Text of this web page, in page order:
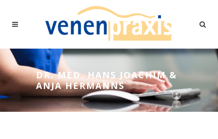
DR. MED. HANS JOACHIM &
ANJA HERMANNS